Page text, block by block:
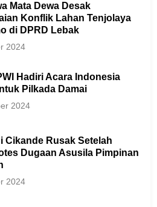
Mata Dewa Desak
Konflik Lahan Tenjolaya
di DPRD Lebak
2024
Hadiri Acara Indonesia
Pilkada Damai
2024
Cikande Rusak Setelah
Dugaan Asusila Pimpinan
2024